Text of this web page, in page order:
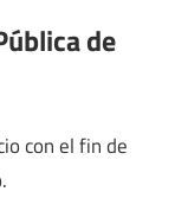
de
con el fin de